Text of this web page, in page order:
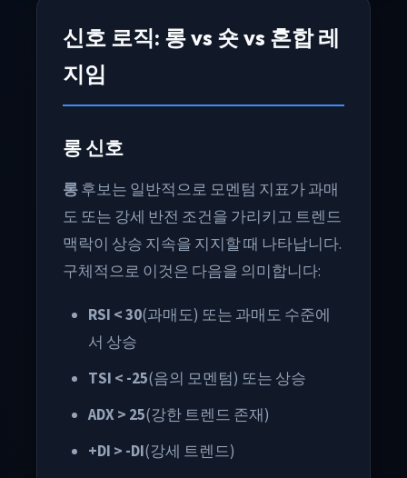
신호 로직: 롱 vs 숏 vs 혼합 레
지임
롱 신호
롱후보는 일반적으로 모멘텀 지표가 과매
도 또는 강세 반전 조건을 가리키고 트렌드
맥락이 상승 지속을 지지할 때 나타납니다.
구체적으로 이것은 다음을 의미합니다:
RSI < 30(과매도) 또는 과매도 수준에
서 상승
TSI < -25(음의 모멘텀) 또는 상승
ADX > 25(강한 트렌드 존재)
+DI > -DI(강세 트렌드)